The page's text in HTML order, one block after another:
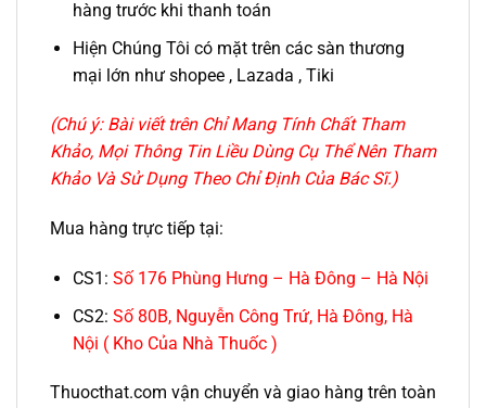
hàng trước khi thanh toán
Hiện Chúng Tôi có mặt trên các sàn thương
mại lớn như shopee , Lazada , Tiki
(Chú ý: Bài viết trên Chỉ Mang Tính Chất Tham
Khảo, Mọi Thông Tin Liều Dùng Cụ Thể Nên Tham
Khảo Và Sử Dụng Theo Chỉ Định Của Bác Sĩ.)
Mua hàng trực tiếp tại:
CS1: Số 176 Phùng Hưng – Hà Đông – Hà Nội
CS2: Số 80B, Nguyễn Công Trứ, Hà Đông, Hà
Nội ( Kho Của Nhà Thuốc )
Thuocthat.com vận chuyển và giao hàng trên toàn